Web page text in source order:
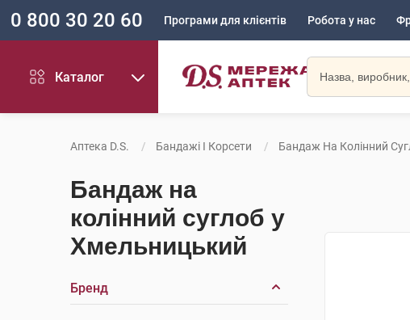
0 800 30 20 60 Програми для клієнтів Робота у нас
Каталог
Аптека D.S. Бандажі І Корсети Бандаж На Колінний
Бандаж на
колінний суглоб у
Хмельницький
Бренд